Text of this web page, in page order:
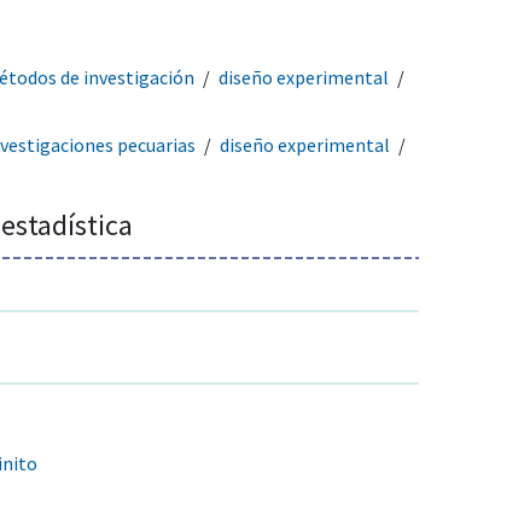
de investigación
diseño experimental
pecuarias
diseño experimental